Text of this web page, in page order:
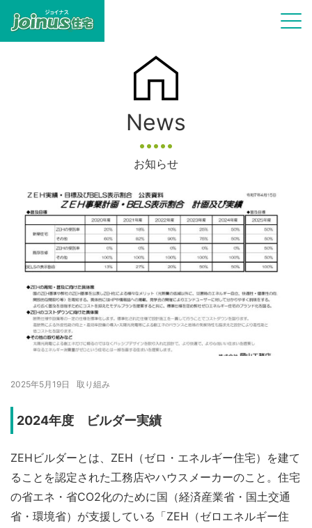
News
お知らせ
2025年5月19日 取り組み
2024年度 ビルダー実績
ZEHビルダーとは、ZEH（ゼロ・エネルギー住宅）を建て
ることを認定された工務店やハウスメーカーのこと。住宅
の省エネ・省CO2化のために国（経済産業省・国土交通
省・環境省）が支援している「ZEH（ゼロエネルギー住